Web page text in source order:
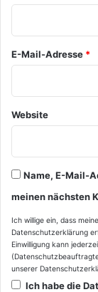
*
E-Mail-Adresse *
Website
Name, E-Mail-
meinen nächsten
Ich willige ein, dass
Datenschutzerklärung
Einwilligung kann
unserer
Ich habe die